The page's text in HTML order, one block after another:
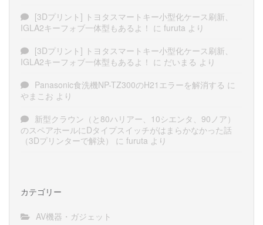
[3Dプリント] トヨタスマートキー小型化ケース刷新、
IGLA2キーフォブ一体型もあるよ！ に furuta より
[3Dプリント] トヨタスマートキー小型化ケース刷新、
IGLA2キーフォブ一体型もあるよ！ に だいまる より
Panasonic食洗機NP-TZ300のH21エラーを解消する に
やまこお より
新型クラウン（と80ハリアー、10シエンタ、90ノア）
のスペアホールにDタイプスイッチがはまらかなかった話
（3Dプリンターで解決）
に furuta より
カテゴリー
AV機器・ガジェット